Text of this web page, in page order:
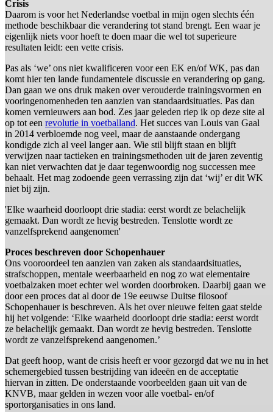
Crisis
Daarom is voor het Nederlandse voetbal in mijn ogen slechts één
methode beschikbaar die verandering tot stand brengt. Een waar je
eigenlijk niets voor hoeft te doen maar die wel tot superieure
resultaten leidt: een vette crisis.
Pas als ‘we’ ons niet kwalificeren voor een EK en/of WK, pas dan
komt hier ten lande fundamentele discussie en verandering op gang.
Dan gaan we ons druk maken over verouderde trainingsvormen en
vooringenomenheden ten aanzien van standaardsituaties. Pas dan
komen vernieuwers aan bod. Zes jaar geleden riep ik op deze site al
op tot een revolutie in voetballand. Het succes van Louis van Gaal
in 2014 verbloemde nog veel, maar de aanstaande ondergang
kondigde zich al veel langer aan. Wie stil blijft staan en blijft
verwijzen naar tactieken en trainingsmethoden uit de jaren zeventig
kan niet verwachten dat je daar tegenwoordig nog successen mee
behaalt. Het mag zodoende geen verrassing zijn dat ‘wij’ er dit WK
niet bij zijn.
'Elke waarheid doorloopt drie stadia: eerst wordt ze belachelijk
gemaakt. Dan wordt ze hevig bestreden. Tenslotte wordt ze
vanzelfsprekend aangenomen'
Proces beschreven door Schopenhauer
Ons vooroordeel ten aanzien van zaken als standaardsituaties,
strafschoppen, mentale weerbaarheid en nog zo wat elementaire
voetbalzaken moet echter wel worden doorbroken. Daarbij gaan we
door een proces dat al door de 19e eeuwse Duitse filosoof
Schopenhauer is beschreven. Als het over nieuwe feiten gaat stelde
hij het volgende: ‘Elke waarheid doorloopt drie stadia: eerst wordt
ze belachelijk gemaakt. Dan wordt ze hevig bestreden. Tenslotte
wordt ze vanzelfsprekend aangenomen.’
Dat geeft hoop, want de crisis heeft er voor gezorgd dat we nu in het
schemergebied tussen bestrijding van ideeën en de acceptatie
hiervan in zitten. De onderstaande voorbeelden gaan uit van de
KNVB, maar gelden in wezen voor alle voetbal- en/of
sportorganisaties in ons land.